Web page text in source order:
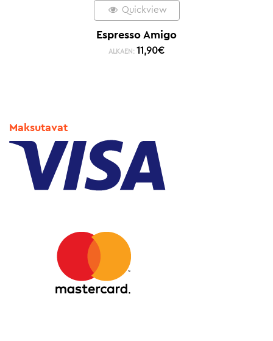
Quickview
Espresso Amigo
ALKAEN: 11,90€
Maksutavat